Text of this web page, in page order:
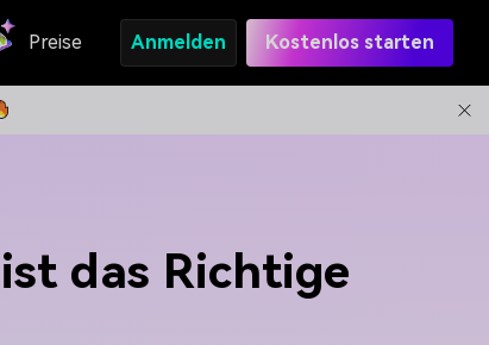
Preise Anmelden Kostenlos starten
das Richtige